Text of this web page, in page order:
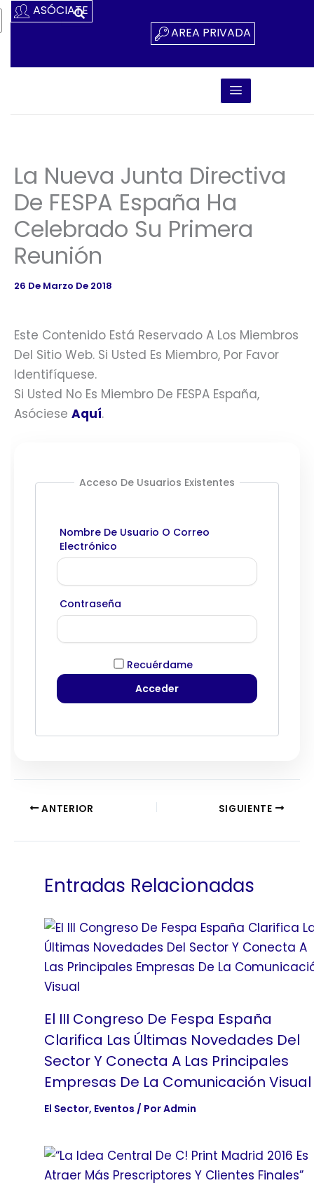
Ir
Al
ASÓCIATE
AREA PRIVADA
La Nueva Junta Directiva
De FESPA España Ha
Celebrado Su Primera
Reunión
26 De Marzo De 2018
Este Contenido Está Reservado A Los Miembros
Del Sitio Web. Si Usted Es Miembro, Por Favor
Identifíquese.
Si Usted No Es Miembro De FESPA España,
Asóciese Aquí.
Acceso De Usuarios Existentes
Nombre De Usuario O Correo
Electrónico
Contraseña
Recuérdame
ANTERIOR SIGUIENTE
Entradas Relacionadas
El III Congreso De Fespa España
Clarifica Las Últimas Novedades Del
Sector Y Conecta A Las Principales
Empresas De La Comunicación Visual
El Sector, Eventos / PorAdmin